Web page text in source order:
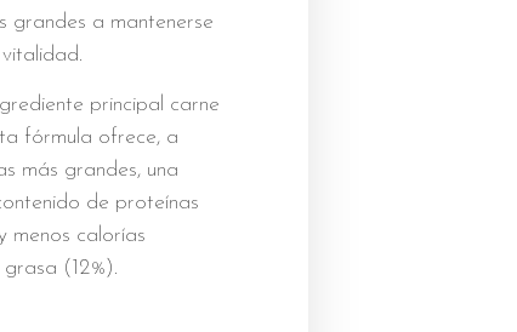
grandes a mantenerse
principal carne
fórmula ofrece, a
más grandes, una
de proteínas
menos calorías
(12%).